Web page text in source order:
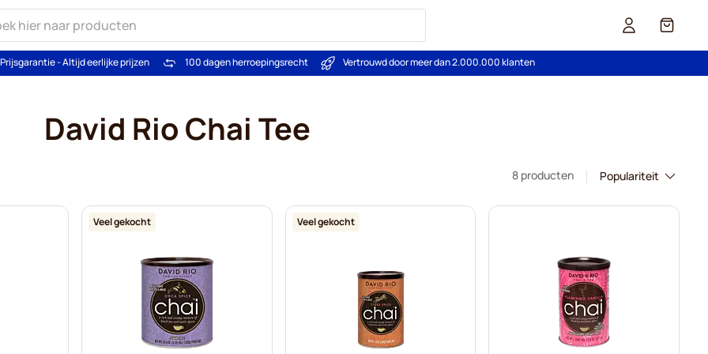
Cart
Prijsgarantie - Altijd eerlijke prijzen 100 dagen herroepingsrecht Vertrouwd door meer dan 2.000.000 klanten
David Rio Chai Tee
8 producten
Veel gekocht Veel gekocht